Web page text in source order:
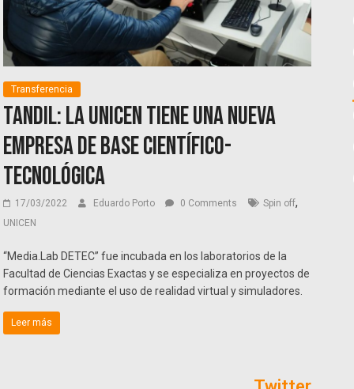
Transferencia
Tandil: La UNICEN tiene una nueva
empresa de base científico-
tecnológica
17/03/2022 Eduardo Porto 0 Comments Spin off,
UNICEN
“Media.Lab DETEC” fue incubada en los laboratorios de la
Facultad de Ciencias Exactas y se especializa en proyectos de
formación mediante el uso de realidad virtual y simuladores.
Leer más